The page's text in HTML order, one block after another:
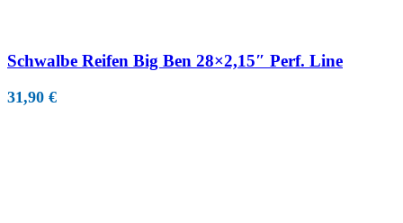
Schwalbe Reifen Big Ben 28×2,15″ Perf. Line
31,90 €